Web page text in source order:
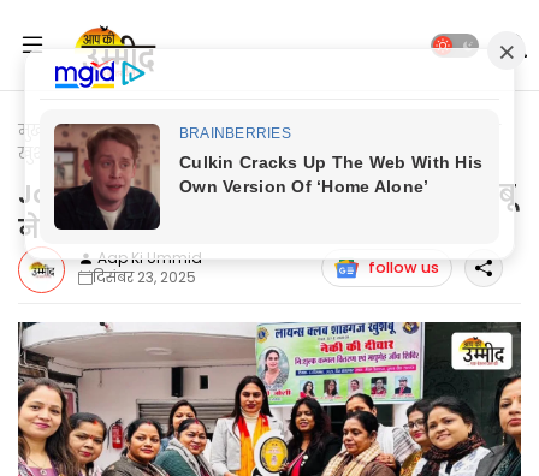
मुख्यपृष्ठ Jaunpur Update
Jaunpur News: लायंस क्लब शाहगंज
खुशबू ने बनायी नेकी की दीवार
Jaunpur News: लायंस क्लब शाहगंज खुशबू
ने बनायी नेकी की दीवार
Aap Ki Ummid
दिसंबर 23, 2025
follow us